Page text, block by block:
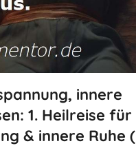
innere
1. Heilreise für
& innere Ruhe (